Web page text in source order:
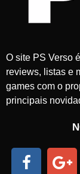
O site PS Verso
reviews, listas e
games com o
principais